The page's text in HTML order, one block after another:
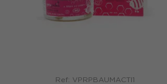
Ref: VPRPBAUMACTI1